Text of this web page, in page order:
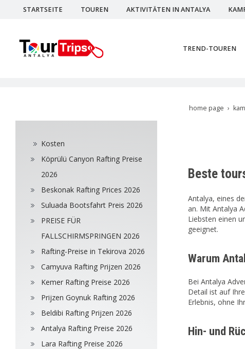
STARTSEITE TOUREN AKTIVITÄTEN IN ANTALYA
TREND-TOUREN
home page
Beste
Antalya, eines
an. Mit Antalya
Liebsten einen
geeignet.
Warum
Bei Antalya
Detail ist auf
Erlebnis, ohne
Hin- und
Kosten
Köprülü Canyon Rafting Preise
2026
Beskonak Rafting Prices 2026
Suluada Bootsfahrt Preis 2026
PREISE FÜR
FALLSCHIRMSPRINGEN 2026
Rafting-Preise in Tekirova 2026
Camyuva Rafting Prijzen 2026
Kemer Rafting Preise 2026
Prijzen Goynuk Rafting 2026
Beldibi Rafting Prijzen 2026
Antalya Rafting Preise 2026
Lara Rafting Preise 2026